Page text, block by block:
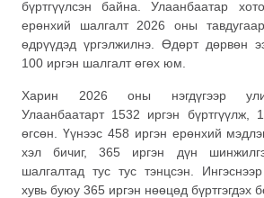
бүртгүүлсэн байна. Улаанбаатар
ерөнхий шалгалт 2026 оны
өдрүүдэд үргэлжилнэ. Өдөрт дөрвөн
100 иргэн шалгалт өгөх юм.
Харин 2026 оны нэгдүгээр
Улаанбаатарт 1532 иргэн бүртгүүлж,
өгсөн. Үүнээс 458 иргэн ерөнхий
хэл бичиг, 365 иргэн дүн
шалгалтад тус тус тэнцсэн.
хувь буюу 365 иргэн нөөцөд бүртгэгдэх